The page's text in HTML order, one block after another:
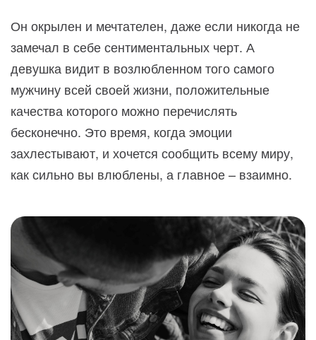
Он окрылен и мечтателен, даже если никогда не
замечал в себе сентиментальных черт. А
девушка видит в возлюбленном того самого
мужчину всей своей жизни, положительные
качества которого можно перечислять
бесконечно. Это время, когда эмоции
захлестывают, и хочется сообщить всему миру,
как сильно вы влюблены, а главное – взаимно.